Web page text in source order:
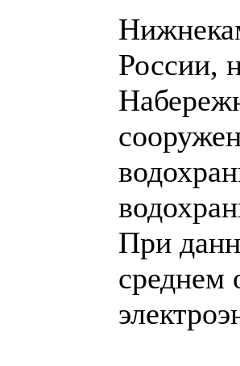
России,
При
среднем